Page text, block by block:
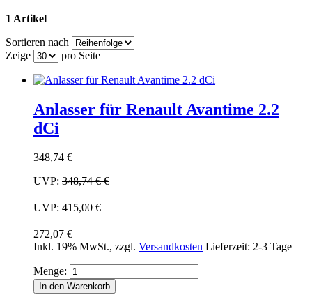
1 Artikel
Sortieren nach
Zeige
pro Seite
Anlasser für Renault Avantime 2.2
dCi
348,74 €
UVP: 348,74 €€
UVP: 415,00 €
272,07 €
Inkl. 19% MwSt., zzgl. Versandkosten Lieferzeit: 2-3 Tage
Menge:
In den Warenkorb